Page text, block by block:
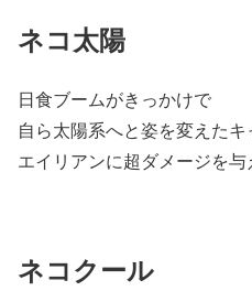
ネコ太陽
日食ブームがきっかけで
自ら太陽系へと姿を変えた
エイリアンに超ダメージを与
ネコクール